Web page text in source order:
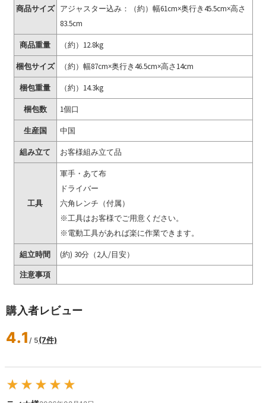
商品サイズ
アジャスター込み：（約）幅61cm×奥行き45.5cm×高さ
83.5cm
商品重量 （約）12.8kg
梱包サイズ （約）幅87cm×奥行き46.5cm×高さ14cm
梱包重量 （約）14.3kg
梱包数 1個口
生産国 中国
組み立て お客様組み立て品
工具
軍手・あて布
ドライバー
六角レンチ（付属）
※工具はお客様でご用意ください。
※電動工具があれば楽に作業できます。
組立時間
(約) 30分（2人/目安）
注意事項
購入者レビュー
4.1 / 5(7件)
★ ★ ★ ★ ★